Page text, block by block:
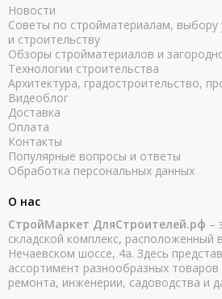
Новости
Советы по стройматериалам, выбору
и строительству
Обзоры стройматериалов и
Технологии строительства
Архитектура, градостроительство,
Видеоблог
Доставка
Оплата
Контакты
Популярные вопросы и ответы
Обработка персональных данных
О нас
СтройМаркет ДляСтроителей.рф –
складской комплекс, расположенный
Нечаевском шоссе, 4а. Здесь
ассортимент разнообразных товаров
ремонта, инженерии, садоводства и